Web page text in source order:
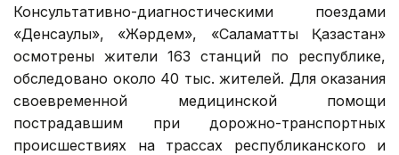
Консультативно-диагностическими поездами
«Денсаулық», «Жәрдем», «Саламатты Қазақстан»
осмотрены жители 163 станций по республике,
обследовано около 40 тыс. жителей. Для оказания
своевременной медицинской помощи
пострадавшим при дорожно-транспортных
происшествиях на трассах республиканского и